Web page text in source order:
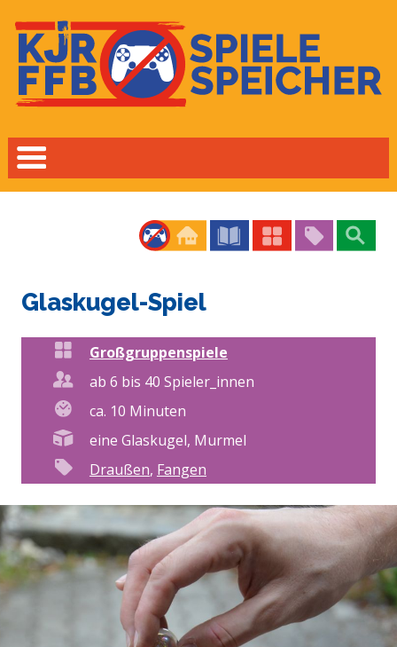
Glaskugel-Spiel
Großgruppenspiele
ab 6 bis 40 Spieler_innen
ca. 10 Minuten
eine Glaskugel, Murmel
Draußen, Fangen